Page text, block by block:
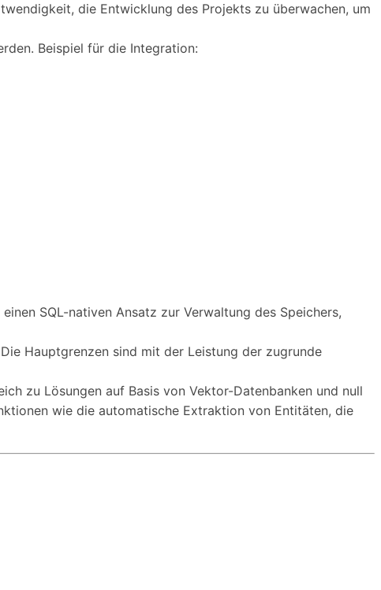
die Entwicklung des Projekts zu überwachen, um
Beispiel für die Integration:
SQL-nativen Ansatz zur Verwaltung des Speichers,
Hauptgrenzen sind mit der Leistung der zugrunde
zu Lösungen auf Basis von Vektor-Datenbanken und null
wie die automatische Extraktion von Entitäten, die